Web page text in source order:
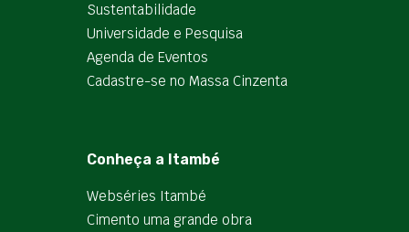
Sustentabilidade
Universidade e Pesquisa
Agenda de Eventos
Cadastre-se no Massa Cinzenta
Conheça a Itambé
Webséries Itambé
Cimento uma grande obra